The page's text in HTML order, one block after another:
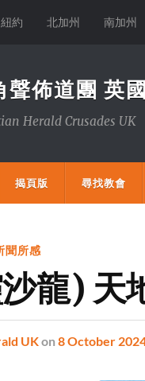
紐約 北加州 南加州
聲佈道團 英
Herald Crusades UK
揭頁版 尋找教會
聞所感
龍) 天
UKon 8 October